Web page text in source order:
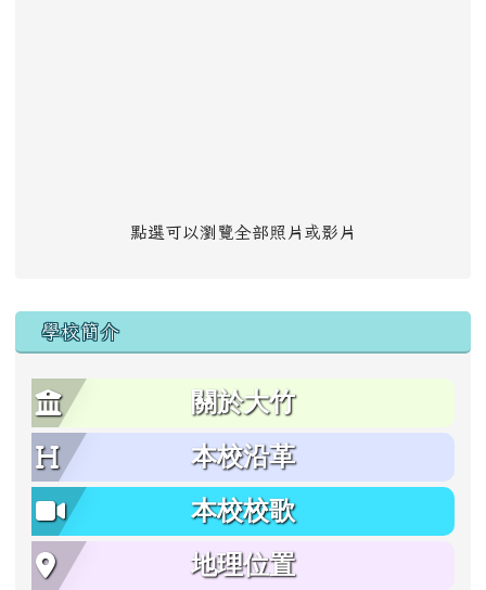
點選可以瀏覽全部照片或影片
學校簡介
關於大竹
本校沿革
本校校歌
地理位置